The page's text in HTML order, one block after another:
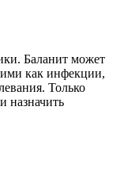
Баланит может
как инфекции,
Только
назначить